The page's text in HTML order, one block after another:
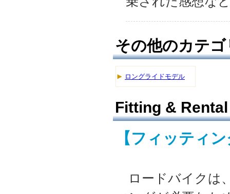
その他のカテゴ
ロングライドモデル
Fitting & Rental
【フィッティ
ロードバイクは